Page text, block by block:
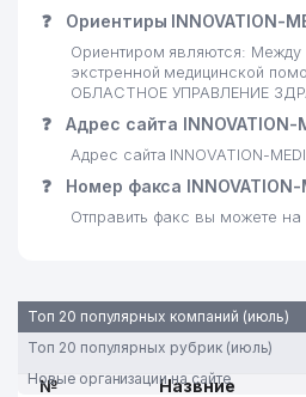
❓ Ориентиры INNOVATION-
Ориентиром являются: Между
экстренной медицинской
ОБЛАСТНОЕ УПРАВЛЕНИЕ
❓ Адрес сайта INNOVATION-
Адрес сайта INNOVATION-
❓ Номер факса INNOVATION-
Отправить факс вы можете
Топ 20 популярных компаний (июль)
Топ 20 популярных рубрик (июль)
Новые организации на сайте
№
Назвние